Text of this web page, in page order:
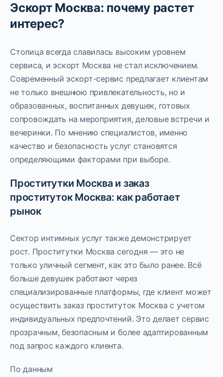
Эскорт Москва: почему растет
интерес?
Столица всегда славилась высоким уровнем
сервиса, и эскорт Москва не стал исключением.
Современный эскорт-сервис предлагает клиентам
не только внешнюю привлекательность, но и
образованных, воспитанных девушек, готовых
сопровождать на мероприятия, деловые встречи и
вечеринки. По мнению специалистов, именно
качество и безопасность услуг становятся
определяющими факторами при выборе.
Проститутки Москва и заказ
проституток Москва: как работает
рынок
Сектор интимных услуг также демонстрирует
рост. Проститутки Москва сегодня — это не
только уличный сегмент, как это было ранее. Всё
больше девушек работают через
специализированные платформы, где клиент может
осуществить заказ проституток Москва с учетом
индивидуальных предпочтений. Это делает сервис
прозрачным, безопасным и более адаптированным
под запрос каждого клиента.
По данным